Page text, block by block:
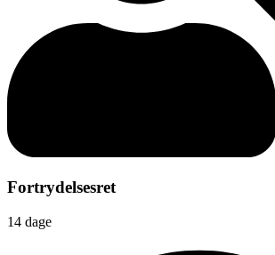
Fortrydelsesret
14 dage